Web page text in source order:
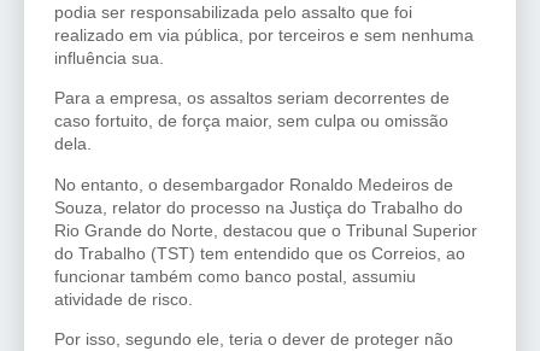
podia ser responsabilizada pelo assalto que foi
realizado em via pública, por terceiros e sem nenhuma
influência sua.
Para a empresa, os assaltos seriam decorrentes de
caso fortuito, de força maior, sem culpa ou omissão
dela.
No entanto, o desembargador Ronaldo Medeiros de
Souza, relator do processo na Justiça do Trabalho do
Rio Grande do Norte, destacou que o Tribunal Superior
do Trabalho (TST) tem entendido que os Correios, ao
funcionar também como banco postal, assumiu
atividade de risco.
Por isso, segundo ele, teria o dever de proteger não